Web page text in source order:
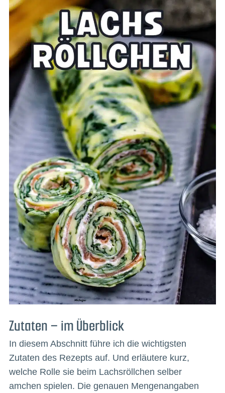
Zutaten – im Überblick
In diesem Abschnitt führe ich die wichtigsten
Zutaten des Rezepts auf. Und erläutere kurz,
welche Rolle sie beim Lachsröllchen selber
amchen spielen. Die genauen Mengenangaben